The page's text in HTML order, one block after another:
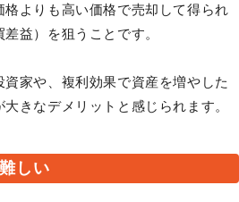
よりも高い価格で売却して得られ
益）を狙うことです。
家や、複利効果で資産を増やした
きなデメリットと感じられます。
しい